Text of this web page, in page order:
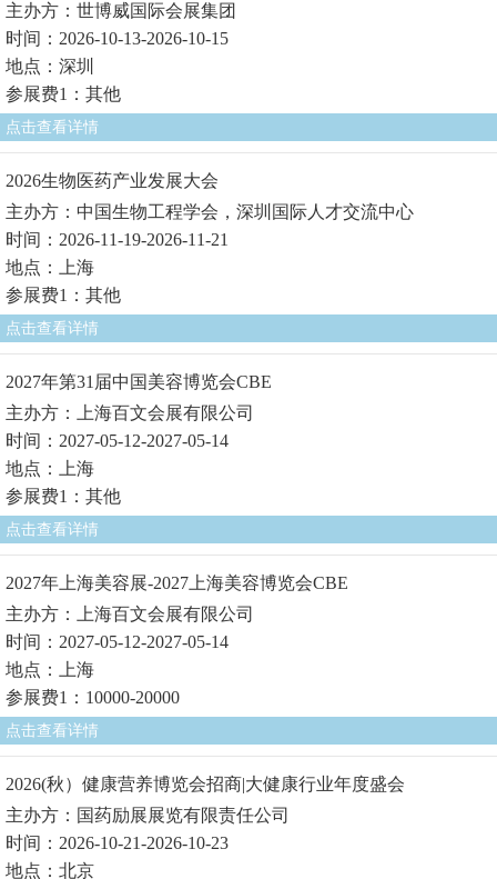
主办方：世博威国际会展集团
时间：2026-10-13-2026-10-15
地点：深圳
参展费1：其他
点击查看详情
2026生物医药产业发展大会
主办方：中国生物工程学会，深圳国际人才交流中心
时间：2026-11-19-2026-11-21
地点：上海
参展费1：其他
点击查看详情
2027年第31届中国美容博览会CBE
主办方：上海百文会展有限公司
时间：2027-05-12-2027-05-14
地点：上海
参展费1：其他
点击查看详情
2027年上海美容展-2027上海美容博览会CBE
主办方：上海百文会展有限公司
时间：2027-05-12-2027-05-14
地点：上海
参展费1：10000-20000
点击查看详情
2026(秋）健康营养博览会招商|大健康行业年度盛会
主办方：国药励展展览有限责任公司
时间：2026-10-21-2026-10-23
地点：北京